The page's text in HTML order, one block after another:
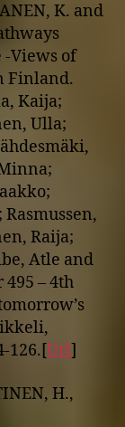
K. and
Views of
Finland.
Kaija;
Ulla;
Raija;
Atle and
– 4th
126.[Url]
H.,